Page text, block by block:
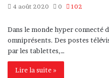
4 août 2020 0 102
Dans le monde hyper connecté
omniprésents. Des postes
par les tablettes,…
Lire la suite »